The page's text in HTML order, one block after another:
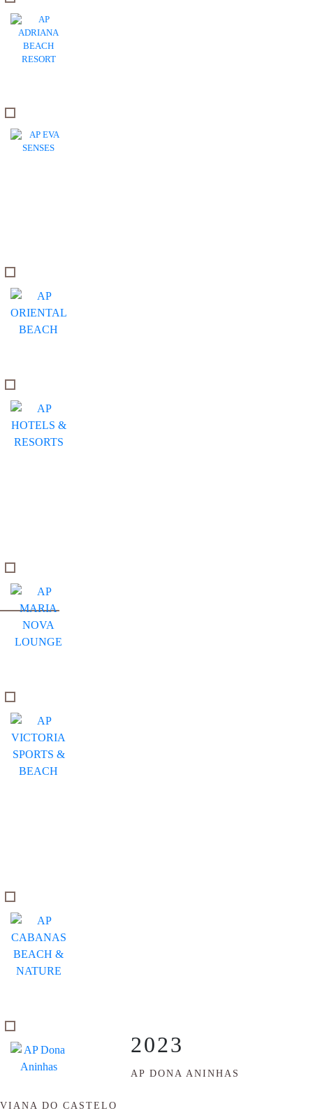
2023
AP DONA ANINHAS
VIANA DO CASTELO